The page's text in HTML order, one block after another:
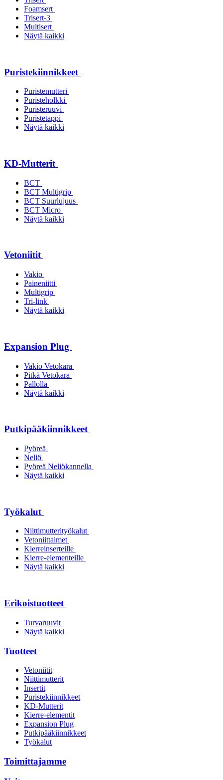
Foamsert
Trisert-3
Multisert
Näytä kaikki
Puristekiinnikkeet
Puristemutteri
Puristeholkki
Puristeruuvi
Puristetappi
Näytä kaikki
KD-Mutterit
BCT
BCT Multigrip
BCT Suurlujuus
BCT Micro
Näytä kaikki
Vetoniitit
Vakio
Paineniitti
Multigrip
Tri-link
Näytä kaikki
Expansion Plug
Vakio Vetokara
Pitkä Vetokara
Pallolla
Näytä kaikki
Putkipääkiinnikkeet
Pyöreä
Neliö
Pyöreä Neliökannella
Näytä kaikki
Työkalut
Niittimutterityökalut
Vetoniittaimet
Kierreinserteille
Kierre-elementeille
Näytä kaikki
Erikoistuotteet
Turvaruuvit
Näytä kaikki
Tuotteet
Vetoniitit
Niittimutterit
Insertit
Puristekiinnikkeet
KD-Mutterit
Kierre-elementit
Expansion Plug
Putkipääkiinnikkeet
Työkalut
Toimittajamme